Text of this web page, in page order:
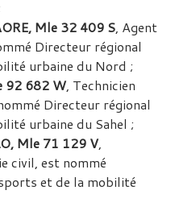
Mle 32 409 S, Agent
Directeur régional
urbaine du Nord ;
92 682 W, Technicien
Directeur régional
urbaine du Sahel ;
Mle 71 129 V,
civil, est nommé
et de la mobilité